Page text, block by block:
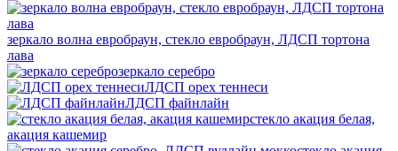
зеркало волна евробраун, стекло евробраун, ЛДСП тортона
лава
зеркало серебро
ЛДСП орех теннеси
ЛДСП файнлайн
стекло акация белая,
акация кашемир